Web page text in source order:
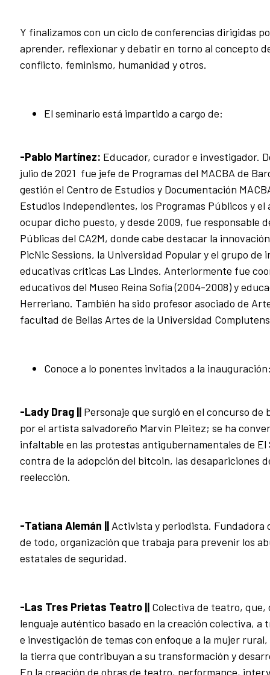
Y finalizamos con un ciclo de conferencias dirigidas
aprender, reflexionar y debatir en torno al concepto
conflicto, feminismo, humanidad y otros.
El seminario está impartido a cargo de:
-Pablo Martínez: Educador, curador e investigador.
julio de 2021 fue jefe de Programas del MACBA de
gestión el Centro de Estudios y Documentación
Estudios Independientes, los Programas Públicos y el
ocupar dicho puesto, y desde 2009, fue responsable
Públicas del CA2M, donde cabe destacar la
PicNic Sessions, la Universidad Popular y el grupo de
educativas críticas Las Lindes. Anteriormente fue
educativos del Museo Reina Sofía (2004-2008) y
Herreriano. También ha sido profesor asociado de
facultad de Bellas Artes de la Universidad
Conoce a lo ponentes invitados a la
-Lady Drag || Personaje que surgió en el concurso de
por el artista salvadoreño Marvin Pleitez; se ha
infaltable en las protestas antigubernamentales de El
contra de la adopción del bitcoin, las desapariciones
reelección.
-Tatiana Alemán || Activista y periodista. Fundadora
de todo, organización que trabaja para prevenir los
estatales de seguridad.
-Las Tres Prietas Teatro || Colectiva de teatro, que,
lenguaje auténtico basado en la creación colectiva, a
e investigación de temas con enfoque a la mujer
la tierra que contribuyan a su transformación y
En la creación de obras de teatro, performance,